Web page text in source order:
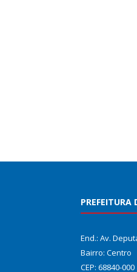
PREFEITURA
End.: Av.
Bairro: Centro
CEP: 68840-000